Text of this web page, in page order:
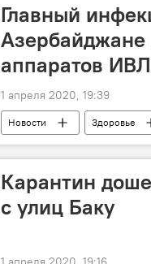
Главный
Азербайджане
аппаратов ИВЛ
1 апреля 2020, 19:39
Новости Здоровье
Карантин
с улиц Баку